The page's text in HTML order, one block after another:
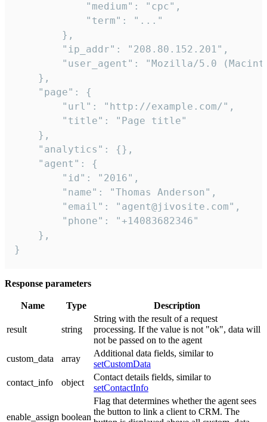
            "medium": "cpc",
            "term": "..."
        },
        "ip_addr": "208.80.152.201",
"user_agent": "Mozilla/5.0
    },
    "page": {
        "url": "http://example.com/",
        "title": "Page title"
    },
    "analytics": {},
    "agent": {
        "id": "2016",
        "name": "Thomas Anderson",
        "email": "agent@jivosite.com",
        "phone": "+14083682346"
    },
}
Response parameters
Name Type Description
result string
String with the result of a request
processing. If the value is not "ok", data will
not be passed on to the agent
custom_data
array
Additional data fields, similar to
setCustomData
contact_info
object
Contact details fields, similar to
setContactInfo
enable_assign boolean
Flag that determines whether the agent sees
the button to link a client to CRM. The